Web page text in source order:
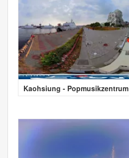
Kaohsiung - Popmusikzentrum